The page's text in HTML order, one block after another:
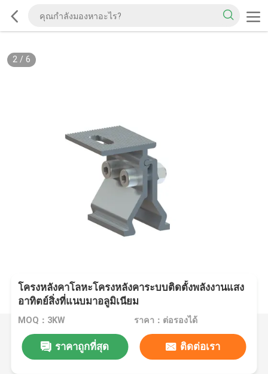
2/ 6
โครงหลังคาโลหะโครงหลังคาระบบติดตั้งพลังงานแสง
อาทิตย์สิ่งที่แนบมาอลูมิเนียม
MOQ：3KW ราคา：ต่อรองได้
ราคาถูกที่สุด ติดต่อเรา